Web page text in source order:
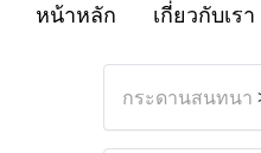
หน้าหลัก เกี่ยวกับเรา
กระดานสนทนา